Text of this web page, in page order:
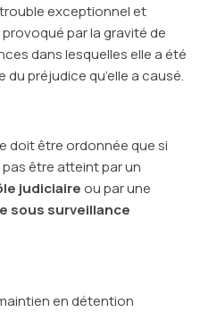
exceptionnel et
par la gravité de
dans lesquelles elle a été
préjudice qu’elle a causé.
doit être ordonnée que si
être atteint par un
judiciaire ou par une
sous surveillance
en détention